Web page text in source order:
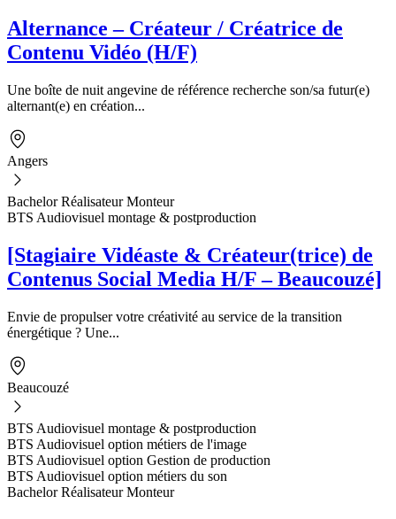
Alternance – Créateur / Créatrice de
Contenu Vidéo (H/F)
Une boîte de nuit angevine de référence recherche son/sa futur(e)
alternant(e) en création...
Angers
Bachelor Réalisateur Monteur
BTS Audiovisuel montage & postproduction
[Stagiaire Vidéaste & Créateur(trice) de
Contenus Social Media H/F – Beaucouzé]
Envie de propulser votre créativité au service de la transition
énergétique ? Une...
Beaucouzé
BTS Audiovisuel montage & postproduction
BTS Audiovisuel option métiers de l'image
BTS Audiovisuel option Gestion de production
BTS Audiovisuel option métiers du son
Bachelor Réalisateur Monteur